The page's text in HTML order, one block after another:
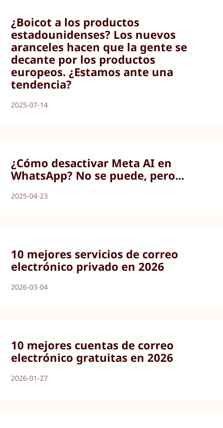
¿Boicot a los productos
estadounidenses? Los nuevos
aranceles hacen que la gente se
decante por los productos
europeos. ¿Estamos ante una
tendencia?
2025-07-14
¿Cómo desactivar Meta AI en
WhatsApp? No se puede, pero...
2025-04-23
10 mejores servicios de correo
electrónico privado en 2026
2026-03-04
10 mejores cuentas de correo
electrónico gratuitas en 2026
2026-01-27